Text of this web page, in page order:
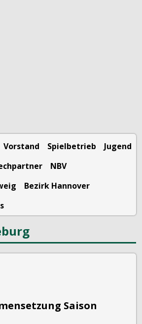
Vorstand Spielbetrieb
Jugend
NBV
Bezirk Hannover
Saison